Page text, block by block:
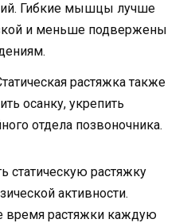
Гибкие мышцы лучше
и меньше подвержены
растяжка также
осанку, укрепить
отдела позвоночника.
статическую растяжку
активности.
время растяжки каждую